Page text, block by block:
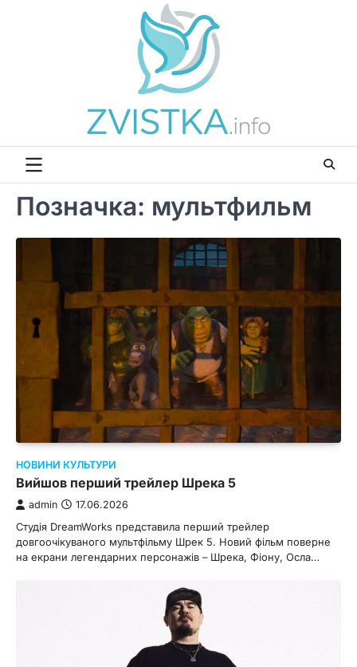
Позначка: мультфильм
НОВИНИ КУЛЬТУРИ
Вийшов перший трейлер Шрека 5
admin 17.06.2026
Студія DreamWorks представила перший трейлер
довгоочікуваного мультфільму Шрек 5. Новий фільм поверне
на екрани легендарних персонажів – Шрека, Фіону, Осла…